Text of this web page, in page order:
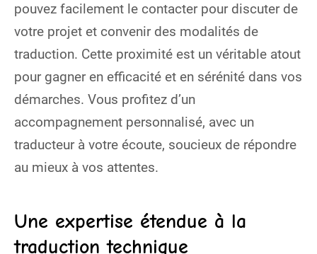
pouvez facilement le contacter pour discuter de
votre projet et convenir des modalités de
traduction. Cette proximité est un véritable atout
pour gagner en efficacité et en sérénité dans vos
démarches. Vous profitez d’un
accompagnement personnalisé, avec un
traducteur à votre écoute, soucieux de répondre
au mieux à vos attentes.
Une expertise étendue à la
traduction technique